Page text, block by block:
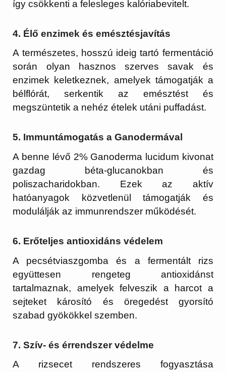
így csökkenti a felesleges kalóriabevitelt.
4. Élő enzimek és emésztésjavítás
A természetes, hosszú ideig tartó fermentáció
során olyan hasznos szerves savak és
enzimek keletkeznek, amelyek támogatják a
bélflórát, serkentik az emésztést és
megszüntetik a nehéz ételek utáni puffadást.
5. Immuntámogatás a Ganodermával
A benne lévő 2% Ganoderma lucidum kivonat
gazdag béta-glucanokban és
poliszacharidokban. Ezek az aktív
hatóanyagok közvetlenül támogatják és
modulálják az immunrendszer működését.
6. Erőteljes antioxidáns védelem
A pecsétviaszgomba és a fermentált rizs
együttesen rengeteg antioxidánst
tartalmaznak, amelyek felveszik a harcot a
sejteket károsító és öregedést gyorsító
szabad gyökökkel szemben.
7. Szív- és érrendszer védelme
A rizsecet rendszeres fogyasztása